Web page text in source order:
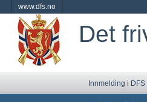
www.dfs.no
Det
Innmelding i